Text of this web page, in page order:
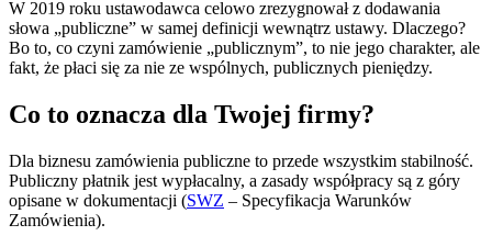
W 2019 roku ustawodawca celowo zrezygnował z dodawania
słowa „publiczne” w samej definicji wewnątrz ustawy. Dlaczego?
Bo to, co czyni zamówienie „publicznym”, to nie jego charakter, ale
fakt, że płaci się za nie ze wspólnych, publicznych pieniędzy.
Co to oznacza dla Twojej firmy?
Dla biznesu zamówienia publiczne to przede wszystkim stabilność.
Publiczny płatnik jest wypłacalny, a zasady współpracy są z góry
opisane w dokumentacji (SWZ – Specyfikacja Warunków
Zamówienia).